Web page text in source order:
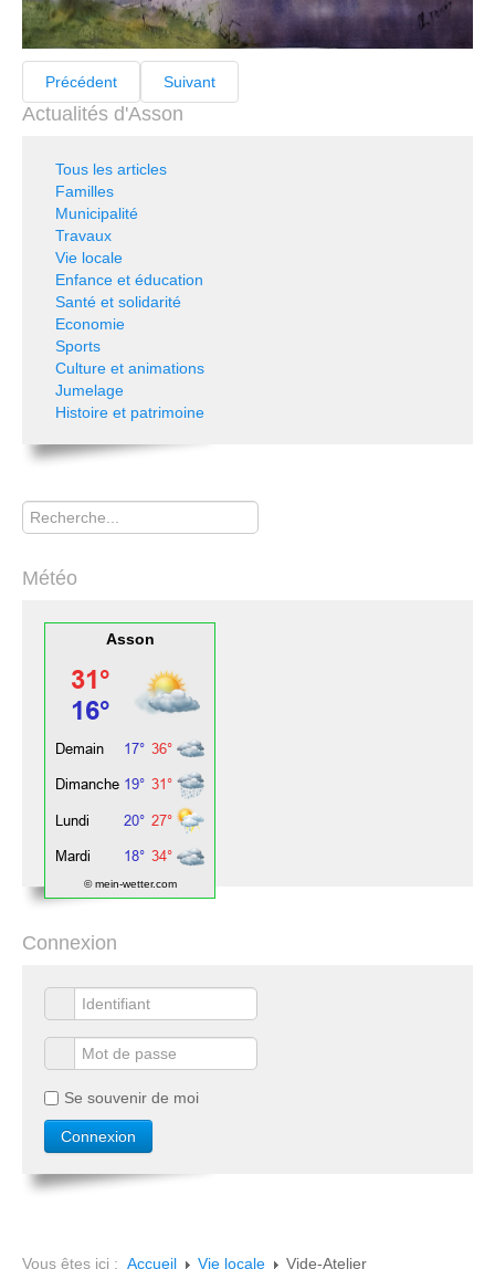
Précédent Suivant
Actualités d'Asson
Tous les articles
Familles
Municipalité
Travaux
Vie locale
Enfance et éducation
Santé et solidarité
Economie
Sports
Culture et animations
Jumelage
Histoire et patrimoine
Rechercher
Météo
Asson
© mein-wetter.com
Connexion
Se souvenir de moi
Vous êtes ici : Accueil Vie locale Vide-Atelier